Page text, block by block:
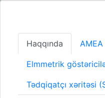
Haqqında
Elmmetrik
Tədqiqatçı xəritəsi